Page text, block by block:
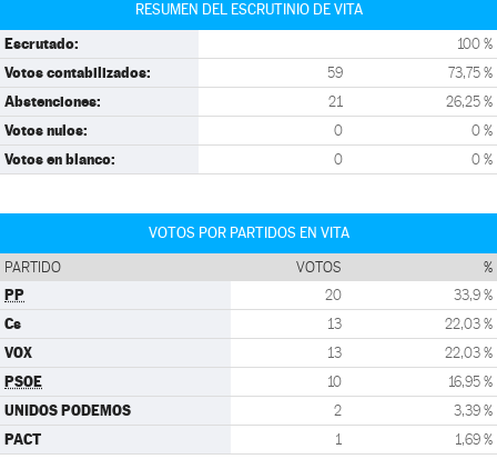
RESUMEN DEL ESCRUTINIO DE VITA
Escrutado: 100 %
Votos contabilizados: 59 73,75 %
Abstenciones: 21 26,25 %
Votos nulos: 0 0 %
Votos en blanco: 0 0 %
VOTOS POR PARTIDOS EN VITA
PARTIDO VOTOS %
PP 20 33,9 %
Cs 13 22,03 %
VOX 13 22,03 %
PSOE 10 16,95 %
UNIDOS PODEMOS 2 3,39 %
PACT 1 1,69 %